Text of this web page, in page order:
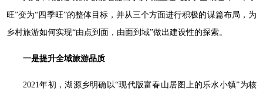
旺”变为“四季旺”的整体目标，并从三个方面进行积极的谋篇布局，为
乡村旅游如何实现“由点到面，由面到域”做出建设性的探索。
一是提升全域旅游品质
2021年初，湖源乡明确以“现代版富春山居图上的乐水小镇”为核